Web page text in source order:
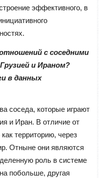
эффективного, в
с соседними
и Ираном?
в данных
соседа, которые играют
и Иран. В отличие от
территорию, через
Отныне они являются
роль в системе
побольше, другая